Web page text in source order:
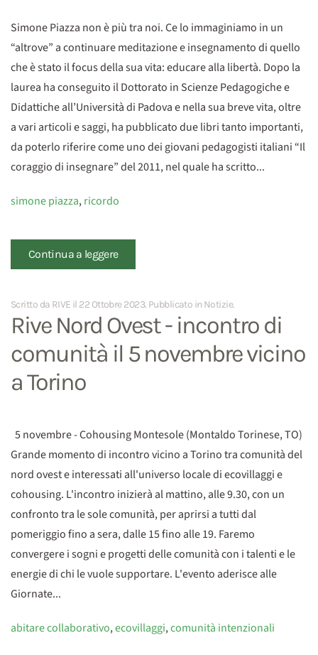
Simone Piazza non è più tra noi. Ce lo immaginiamo in un
“altrove” a continuare meditazione e insegnamento di quello
che è stato il focus della sua vita: educare alla libertà. Dopo la
laurea ha conseguito il Dottorato in Scienze Pedagogiche e
Didattiche all’Università di Padova e nella sua breve vita, oltre
a vari articoli e saggi, ha pubblicato due libri tanto importanti,
da poterlo riferire come uno dei giovani pedagogisti italiani “Il
coraggio di insegnare” del 2011, nel quale ha scritto...
simone piazza,ricordo
Continua a leggere
Scritto da RIVE il 22 Ottobre 2023. Pubblicato in Notizie.
Rive Nord Ovest - incontro di
comunità il 5 novembre vicino
a Torino
5 novembre - Cohousing Montesole (Montaldo Torinese, TO)
Grande momento di incontro vicino a Torino tra comunità del
nord ovest e interessati all'universo locale di ecovillaggi e
cohousing. L'incontro inizierà al mattino, alle 9.30, con un
confronto tra le sole comunità, per aprirsi a tutti dal
pomeriggio fino a sera, dalle 15 fino alle 19. Faremo
convergere i sogni e progetti delle comunità con i talenti e le
energie di chi le vuole supportare. L'evento aderisce alle
Giornate...
abitare collaborativo,ecovillaggi,comunità intenzionali